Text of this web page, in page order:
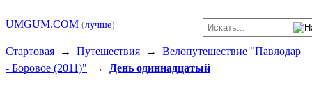
UMGUM.COM (лучше)
Стартовая → Путешествия → Велопутешествие "Павлодар
- Боровое (2011)" → День одиннадцатый